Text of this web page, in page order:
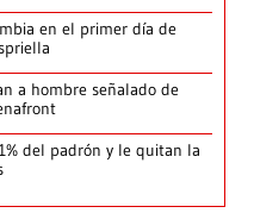
en el primer día de
a hombre señalado de
del padrón y le quitan la